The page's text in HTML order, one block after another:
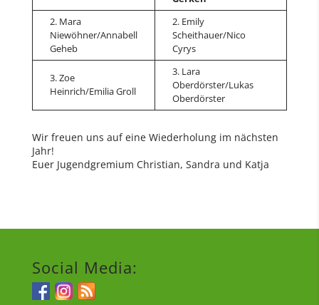
2. Mara
Niewöhner/Annabell
Geheb
2. Emily
Scheithauer/Nico
Cyrys
3. Zoe
Heinrich/Emilia Groll
3. Lara
Oberdörster/Lukas
Oberdörster
Wir freuen uns auf eine Wiederholung im nächsten
Jahr!
Euer Jugendgremium Christian, Sandra und Katja
Social Media: